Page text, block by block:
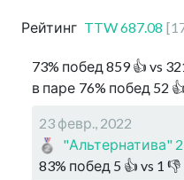
Рейтинг TTW687.08 [
73% побед 859👍 vs
в паре 76% побед 52
23 февр., 2022
"Альтернатива"
83% побед 5 👍 vs 1 👎